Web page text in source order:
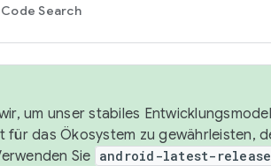
Search
um unser stabiles
das Ökosystem zu gewährleisten,
Sie android-latest-release